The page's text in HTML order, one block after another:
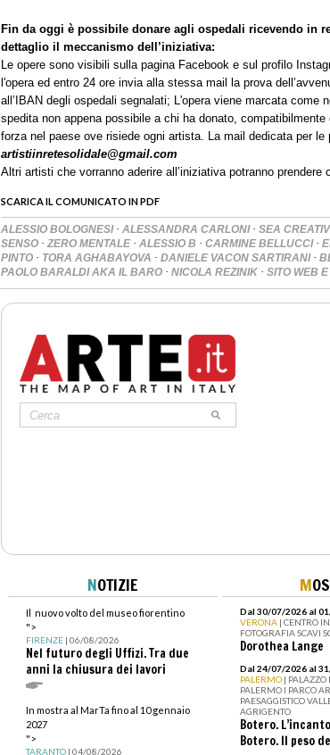
Fin da oggi è possibile donare agli ospedali ricevendo in
dettaglio il meccanismo dell’iniziativa:
Le opere sono visibili sulla pagina Facebook e sul profilo
l'opera ed entro 24 ore invia alla stessa mail la prova
all’IBAN degli ospedali segnalati; L'opera viene marcata come
spedita non appena possibile a chi ha donato,
forza nel paese ove risiede ogni artista. La mail dedicata per le
artistiinretesolidale@gmail.com
Altri artisti che vorranno aderire all’iniziativa potranno
SCARICA IL COMUNICATO IN PDF
ALESSIO BOLOGNESI · ALESSANDRA CARLONI · SEA
SENSO · ZERO MENTALE · ALESSIO B · CARMINE BELLUCCI ·
PINTO · TORA AGHABAYOVA · DANIELE VACON SARTIRANI ·
PAOLO BARALDI AKA IL BARO · NICOLA REZINIK · SITO WEB
NOTIZIE
Il nuovo volto del museo fiorentino
">
FIRENZE| 06/08/2026
Nel futuro degli Uffizi. Tra due
anni la chiusura dei lavori
In mostra al MarTa fino al 10 gennaio
2027
">
TARANTO| 04/08/2026
M
Dal 30/07/2026 al
VERONA | CENTRO
FOTOGRAFIA SCAVI
Dorothea Lange
Dal 24/07/2026 al
PALERMO | PALAZZO
PALERMO I PARCO
PAESAGGISTICO
AGRIGENTO
Botero.
Botero. Il peso